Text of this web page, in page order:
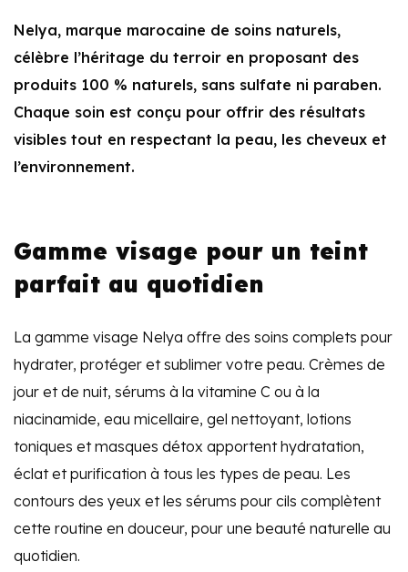
Nelya, marque marocaine de soins naturels,
célèbre l’héritage du terroir en proposant des
produits 100 % naturels, sans sulfate ni paraben.
Chaque soin est conçu pour offrir des résultats
visibles tout en respectant la peau, les cheveux et
l’environnement.
Gamme visage pour un teint
parfait au quotidien
La gamme visage Nelya offre des soins complets pour
hydrater, protéger et sublimer votre peau. Crèmes de
jour et de nuit, sérums à la vitamine C ou à la
niacinamide, eau micellaire, gel nettoyant, lotions
toniques et masques détox apportent hydratation,
éclat et purification à tous les types de peau. Les
contours des yeux et les sérums pour cils complètent
cette routine en douceur, pour une beauté naturelle au
quotidien.